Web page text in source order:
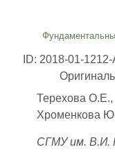
ID: 2018-01-
Терехова
Хроменкова
СГМУ им. В.И.